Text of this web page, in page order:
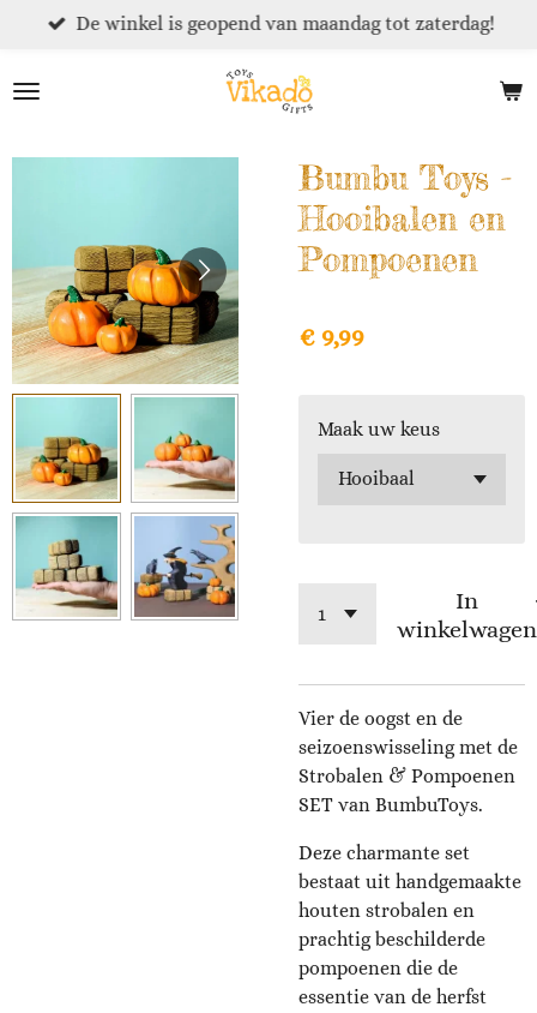
naar
De winkel is geopend van maandag tot zaterdag!
Bumbu Toys -
Hooibalen en
Pompoenen
€ 9,99
Maak uw keus
In
winkelwagen
Vier de oogst en de
seizoenswisseling met de
Strobalen & Pompoenen
SET van BumbuToys.
Deze charmante set
bestaat uit handgemaakte
houten strobalen en
prachtig beschilderde
pompoenen die de
essentie van de herfst